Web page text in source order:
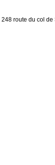
route du col